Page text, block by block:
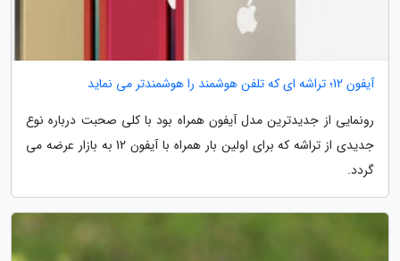
آیفون 12؛ تراشه ای که تلفن هوشمند را هوشمندتر می نماید
رونمایی از جدیدترین مدل آیفون همراه بود با کلی صحبت درباره نوع
جدیدی از تراشه که برای اولین بار همراه با آیفون 12 به بازار عرضه می
گردد.